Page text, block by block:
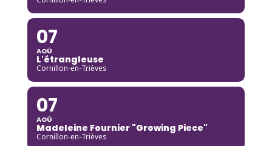
07
AOÛ
L'étrangleuse
Cornillon-en-Trièves
07
AOÛ
Madeleine Fournier "Growing Piece"
Cornillon-en-Trièves